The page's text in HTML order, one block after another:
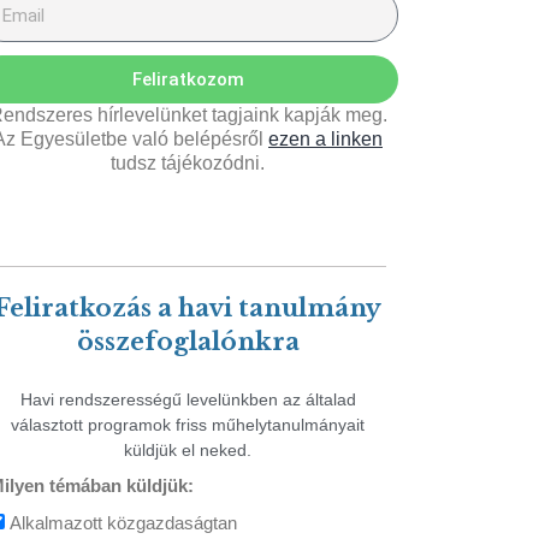
Feliratkozom
hírlevelünket tagjaink kapják meg.
Egyesületbe való belépésről ezen a linken
tudsz tájékozódni.
a havi tanulmány
összefoglalónkra
Havi rendszerességű levelünkben az általad
választott programok friss műhelytanulmányait
küldjük el neked.
témában küldjük:
Alkalmazott közgazdaságtan